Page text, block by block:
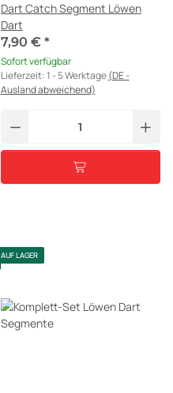
Dart Catch Segment Löwen
Dart
7,90 € *
Sofort verfügbar
Lieferzeit:1 - 5 Werktage(DE -
Ausland abweichend)
AUF LAGER